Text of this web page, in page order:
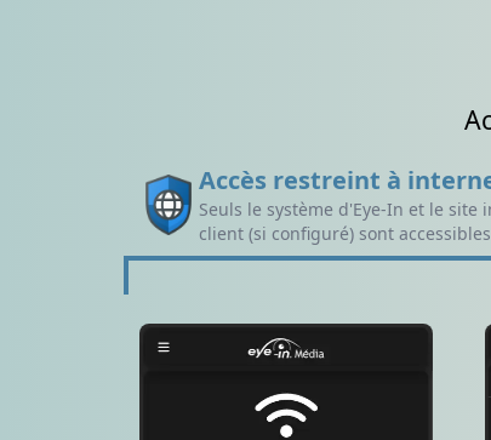
Accès restreint à
Seuls le système d'Eye-In et le site
client (si configuré) sont accessibles